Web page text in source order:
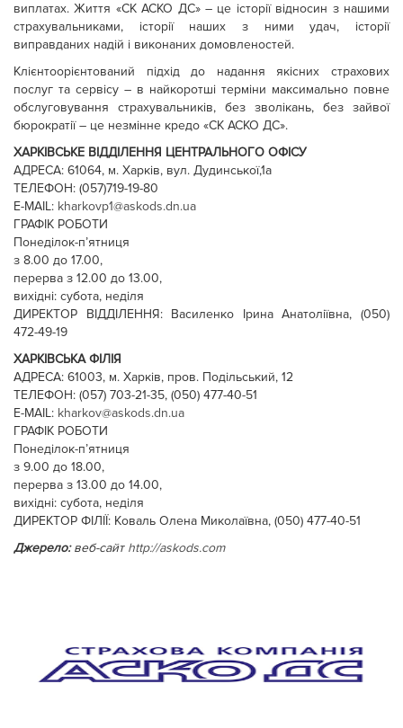
виплатах. Життя «СК АСКО ДС» – це історії відносин з нашими
страхувальниками, історії наших з ними удач, історії
виправданих надій і виконаних домовленостей.
Клієнтоорієнтований підхід до надання якісних страхових
послуг та сервісу – в найкоротші терміни максимально повне
обслуговування страхувальників, без зволікань, без зайвої
бюрократії – це незмінне кредо «СК АСКО ДС».
ХАРКІВСЬКЕ ВІДДІЛЕННЯ ЦЕНТРАЛЬНОГО ОФІСУ
АДРЕСА: 61064, м. Харків, вул. Дудинської,1а
ТЕЛЕФОН: (057)719-19-80
E-MAIL: kharkovp1@askods.dn.ua
ГРАФІК РОБОТИ
Понеділок-п’ятниця
з 8.00 до 17.00,
перерва з 12.00 до 13.00,
вихідні: субота, неділя
ДИРЕКТОР ВІДДІЛЕННЯ: Василенко Ірина Анатоліївна, (050)
472-49-19
ХАРКІВСЬКА ФІЛІЯ
АДРЕСА: 61003, м. Харків, пров. Подільський, 12
ТЕЛЕФОН: (057) 703-21-35, (050) 477-40-51
E-MAIL: kharkov@askods.dn.ua
ГРАФІК РОБОТИ
Понеділок-п’ятниця
з 9.00 до 18.00,
перерва з 13.00 до 14.00,
вихідні: субота, неділя
ДИРЕКТОР ФІЛІЇ: Коваль Олена Миколаївна, (050) 477-40-51
Джерело:веб-сайт http://askods.com